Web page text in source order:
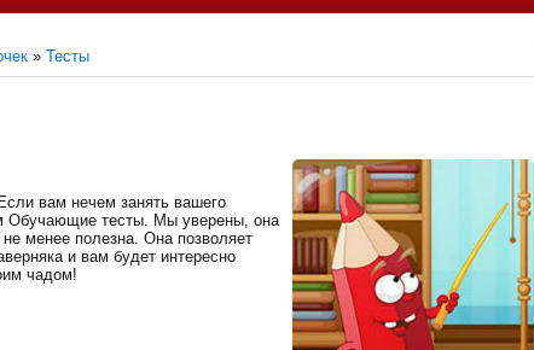
Мертвый Зед 2
(Убить Зомби)
Ходячие
мертвецы
» Тесты
вам нечем занять вашего
Обучающие тесты. Мы уверены, она
менее полезна. Она позволяет
и вам будет интересно
чадом!